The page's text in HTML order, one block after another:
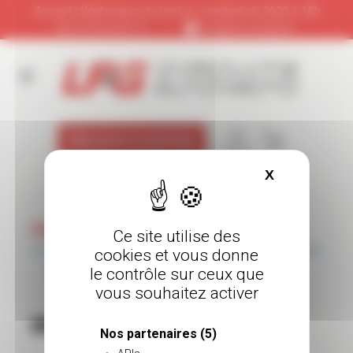
Panneau de gestion des cookies
Ce site utilise des
cookies et vous donne
le contrôle sur ceux que
vous souhaitez activer
Nos partenaires (5)
XMasquer le
PANIER
Votre panier est actuellement vide.
Retour à la boutique